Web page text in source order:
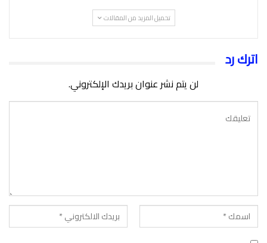
تحميل المزيد من المقالات
اترك رد
لن يتم نشر عنوان بريدك الإلكتروني.